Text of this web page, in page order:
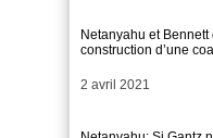
Netanyahu et
construction d’une
Date
2 avril 2021